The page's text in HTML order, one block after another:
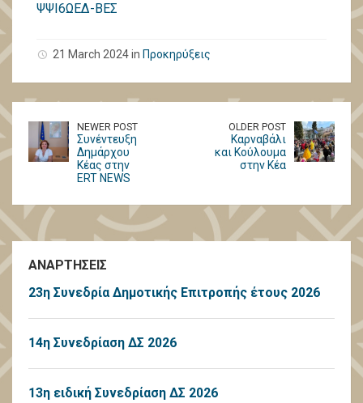
ΨΨΙ6ΩΕΔ-ΒΕΣ
21 March 2024 in Προκηρύξεις
NEWER POST
Συνέντευξη
Δημάρχου
Κέας στην
ΕRT NEWS
OLDER POST
Καρναβάλι
και Κούλουμα
στην Κέα
ΑΝΑΡΤΗΣΕΙΣ
23η Συνεδρία Δημοτικής Επιτροπής έτους 2026
14η Συνεδρίαση ΔΣ 2026
13η ειδική Συνεδρίαση ΔΣ 2026